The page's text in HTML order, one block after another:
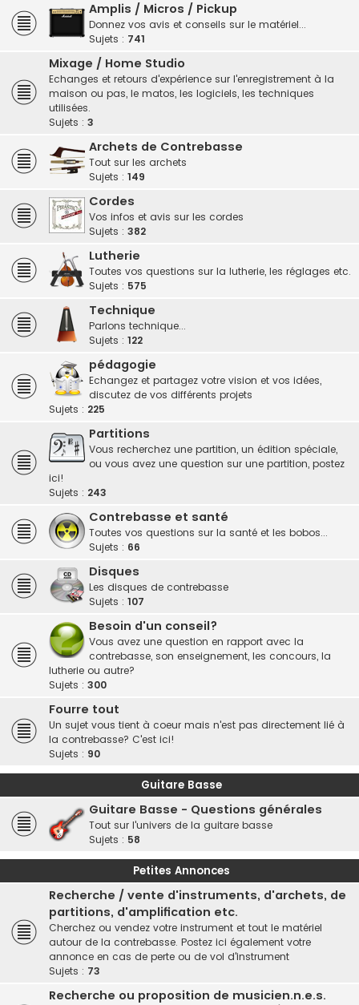
Amplis / Micros / Pickup
Donnez vos avis et conseils sur le matériel...
Sujets : 741
Mixage / Home Studio
Echanges et retours d'expérience sur l'enregistrement à la
maison ou pas, le matos, les logiciels, les techniques
utilisées.
Sujets : 3
Archets de Contrebasse
Tout sur les archets
Sujets : 149
Cordes
Vos infos et avis sur les cordes
Sujets : 382
Lutherie
Toutes vos questions sur la lutherie, les réglages etc.
Sujets : 575
Technique
Parlons technique...
Sujets : 122
pédagogie
Echangez et partagez votre vision et vos idées,
discutez de vos différents projets
Sujets : 225
Partitions
Vous recherchez une partition, un édition spéciale,
ou vous avez une question sur une partition, postez
ici!
Sujets : 243
Contrebasse et santé
Toutes vos questions sur la santé et les bobos...
Sujets : 66
Disques
Les disques de contrebasse
Sujets : 107
Besoin d'un conseil?
Vous avez une question en rapport avec la
contrebasse, son enseignement, les concours, la
lutherie ou autre?
Sujets : 300
Fourre tout
Un sujet vous tient à coeur mais n'est pas directement lié à
la contrebasse? C'est ici!
Sujets : 90
Guitare Basse
Guitare Basse - Questions générales
Tout sur l'univers de la guitare basse
Sujets : 58
Petites Annonces
Recherche / vente d'instruments, d'archets, de
partitions, d'amplification etc.
Cherchez ou vendez votre instrument et tout le matériel
autour de la contrebasse. Postez ici également votre
annonce en cas de perte ou de vol d'instrument
Sujets : 73
Recherche ou proposition de musicien.n.e.s.